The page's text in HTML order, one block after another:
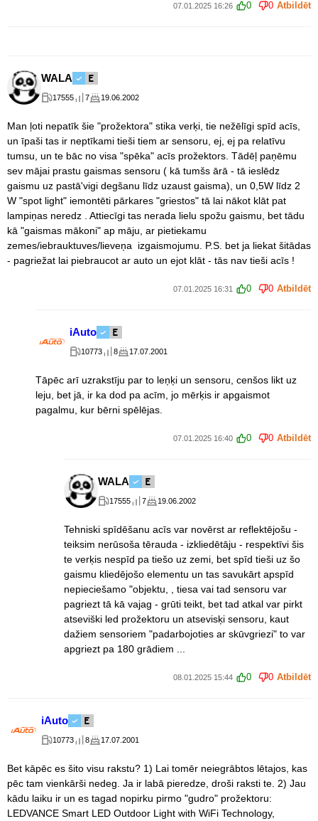
07.01.2025 16:26 0 0 Atbildēt
WALA
17555 7 19.06.2002
Man ļoti nepatīk šie "prožektora" stika verķi, tie nežēlīgi spīd acīs,
un īpaši tas ir neptīkami tieši tiem ar sensoru, ej, ej pa relatīvu
tumsu, un te bāc no visa "spēka" acīs prožektors. Tādēļ paņēmu
sev mājai prastu gaismas sensoru ( kā tumšs ārā - tā ieslēdz
gaismu uz pastā'vigi degšanu līdz uzaust gaisma), un 0,5W līdz 2
W "spot light" iemontēti pārkares "griestos" tā lai nākot klāt pat
lampiņas neredz . Attiecīgi tas nerada lielu spožu gaismu, bet tādu
kā "gaismas mākoni" ap māju, ar pietiekamu
zemes/iebrauktuves/lieveņa izgaismojumu. P.S. bet ja liekat šitādas
- pagriežat lai piebraucot ar auto un ejot klāt - tās nav tieši acīs !
07.01.2025 16:31 0 0 Atbildēt
iAuto
10773 8 17.07.2001
Tāpēc arī uzrakstīju par to leņķi un sensoru, cenšos likt uz
leju, bet jā, ir ka dod pa acīm, jo mērķis ir apgaismot
pagalmu, kur bērni spēlējas.
07.01.2025 16:40 0 0 Atbildēt
WALA
17555 7 19.06.2002
Tehniski spīdēšanu acīs var novērst ar reflektējošu -
teiksim nerūsoša tērauda - izkliedētāju - respektīvi šis
te verķis nespīd pa tiešo uz zemi, bet spīd tieši uz šo
gaismu kliedējošo elementu un tas savukārt apspīd
nepieciešamo "objektu, , tiesa vai tad sensoru var
pagriezt tā kā vajag - grūti teikt, bet tad atkal var pirkt
atseviški led prožektoru un atsevisķi sensoru, kaut
dažiem sensoriem "padarbojoties ar skūvgriezi" to var
apgriezt pa 180 grādiem ...
08.01.2025 15:44 0 0 Atbildēt
iAuto
10773 8 17.07.2001
Bet kāpēc es šito visu rakstu? 1) Lai tomēr neiegrābtos lētajos, kas
pēc tam vienkārši nedeg. Ja ir labā pieredze, droši raksti te. 2) Jau
kādu laiku ir un es tagad nopirku pirmo "gudro" prožektoru:
LEDVANCE Smart LED Outdoor Light with WiFi Technology,